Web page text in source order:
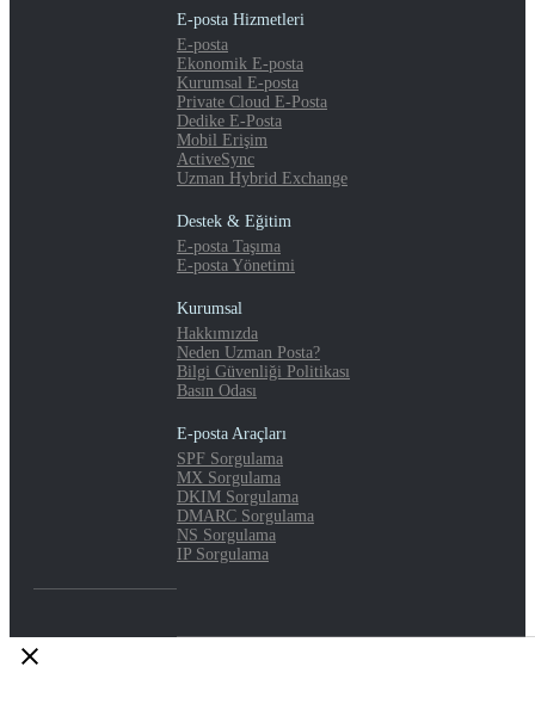
E-posta Hizmetleri
E-posta
Ekonomik E-posta
Kurumsal E-posta
Private Cloud E-Posta
Dedike E-Posta
Mobil Erişim
ActiveSync
Uzman Hybrid Exchange
Destek & Eğitim
E-posta Taşıma
E-posta Yönetimi
Kurumsal
Hakkımızda
Neden Uzman Posta?
Bilgi Güvenliği Politikası
Basın Odası
E-posta Araçları
SPF Sorgulama
MX Sorgulama
DKIM Sorgulama
DMARC Sorgulama
NS Sorgulama
IP Sorgulama